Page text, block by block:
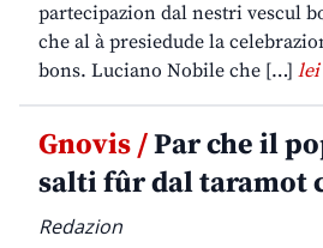
partecipazion dal nestri vescul
che al à presiedude la
bons. Luciano Nobile che […] lei
Gnovis /Par che il
salti fûr dal taramot
Redazion